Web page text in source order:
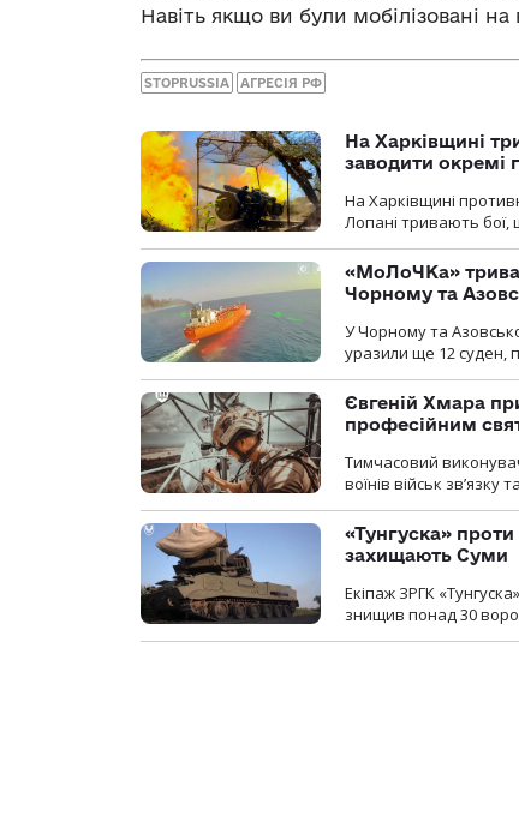
Навіть якщо ви були мобілізовані
STOPRUSSIA АГРЕСІЯ РФ
На Харківщині
заводити окремі
На Харківщині
Лопані тривають бої,
«МоЛоЧКа»
Чорному та
У Чорному та
уразили ще 12 суден,
Євгеній Хмара
професійним
Тимчасовий
воїнів військ
«Тунгуска» проти
захищають Суми
Екіпаж ЗРГК
знищив понад 30